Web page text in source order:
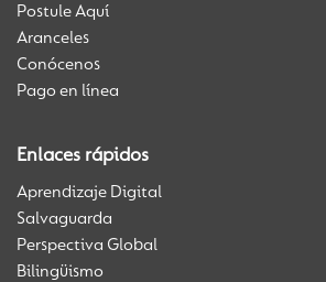
Postule Aquí
Aranceles
Conócenos
Pago en línea
Enlaces rápidos
Aprendizaje Digital
Salvaguarda
Perspectiva Global
Bilingüismo